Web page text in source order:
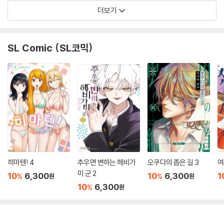
더보기
SL Comic (SL코믹)
히마텐! 4
10% 6,300원
추우면 변하는 헤비가
미 군 2
10% 6,300원
오쿠다의 좁은 길 3
10% 6,300원